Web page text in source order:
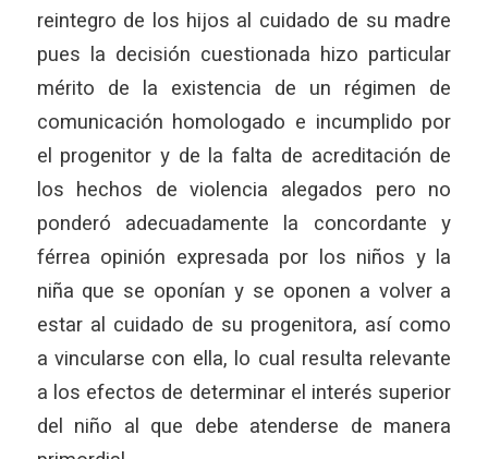
reintegro de los hijos al cuidado de su madre
pues la decisión cuestionada hizo particular
mérito de la existencia de un régimen de
comunicación homologado e incumplido por
el progenitor y de la falta de acreditación de
los hechos de violencia alegados pero no
ponderó adecuadamente la concordante y
férrea opinión expresada por los niños y la
niña que se oponían y se oponen a volver a
estar al cuidado de su progenitora, así como
a vincularse con ella, lo cual resulta relevante
a los efectos de determinar el interés superior
del niño al que debe atenderse de manera